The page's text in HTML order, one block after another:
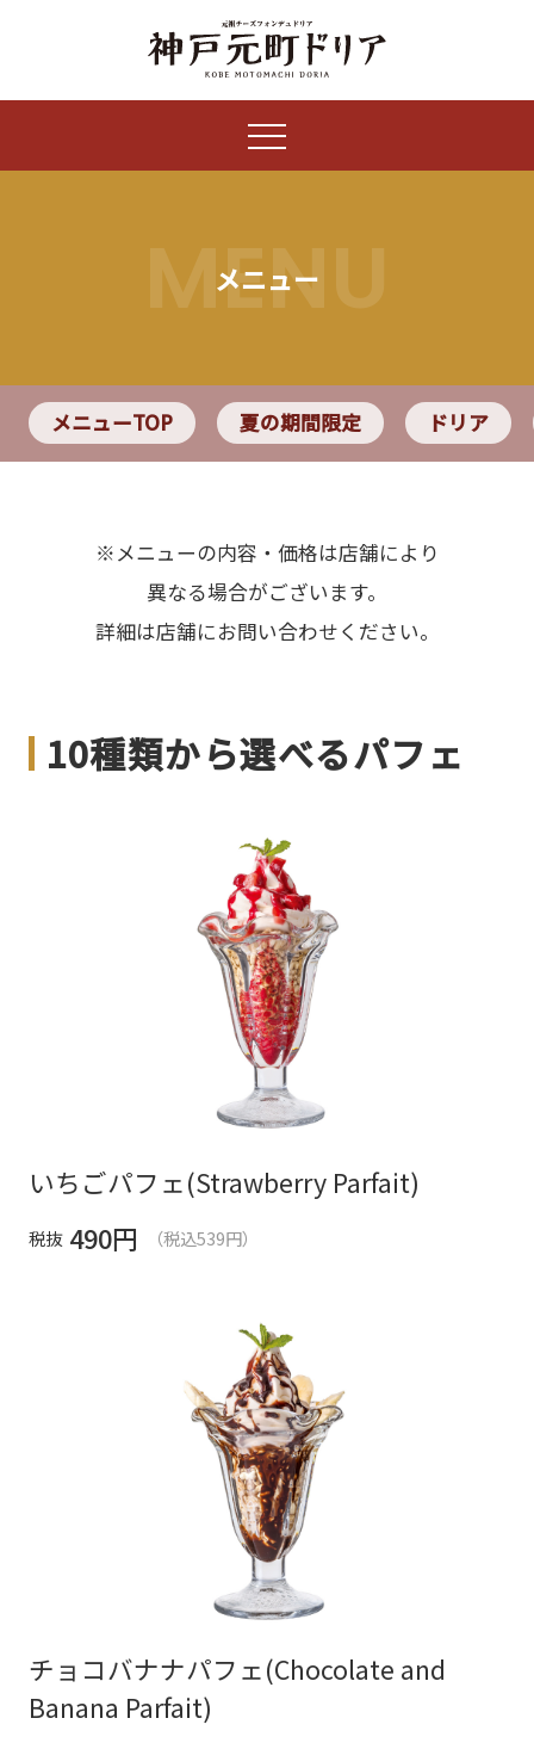
MENU
メニュー
メニューTOP 夏の期間限定 ドリア
※メニューの内容・価格は店舗により
異なる場合がございます。
詳細は店舗にお問い合わせください。
10種類から選べるパフェ
いちごパフェ(Strawberry Parfait)
税抜 490円 （税込539円）
チョコバナナパフェ(Chocolate and
Banana Parfait)